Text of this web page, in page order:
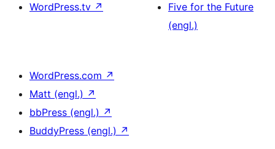
WordPress.tv ↗
Five for the Future
(engl.)
WordPress.com ↗
Matt (engl.) ↗
bbPress (engl.) ↗
BuddyPress (engl.) ↗